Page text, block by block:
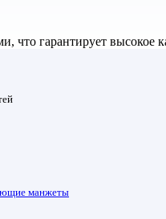
гарантирует высокое
манжеты